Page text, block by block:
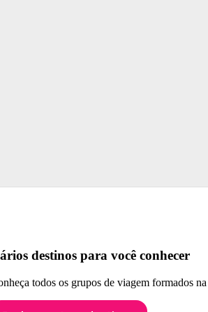
destinos para você conhecer
todos os grupos de viagem formados